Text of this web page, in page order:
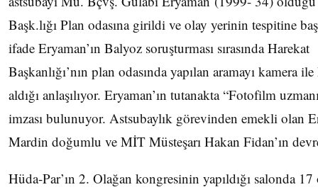
Başk.lığı Plan odasına girildi ve olay yerinin tespitine
ifade Eryaman’ın Balyoz soruşturması sırasında Harekat
Başkanlığı’nın plan odasında yapılan aramayı kamera ile
aldığı anlaşılıyor. Eryaman’ın tutanakta “Fotofilm
imzası bulunuyor. Astsubaylık görevinden emekli olan
Mardin doğumlu ve MİT Müsteşarı Hakan Fidan’ın
Hüda-Par’ın 2. Olağan kongresinin yapıldığı salonda 17